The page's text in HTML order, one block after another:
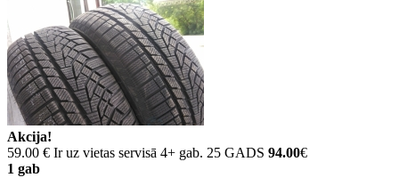
Akcija!
59.00 € Ir uz vietas servisā 4+ gab. 25 GADS 94.00€
1 gab